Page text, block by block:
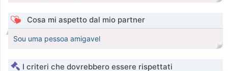
Cosa mi aspetto dal mio partner
Sou uma pessoa amigavel
I criteri che dovrebbero essere rispettati